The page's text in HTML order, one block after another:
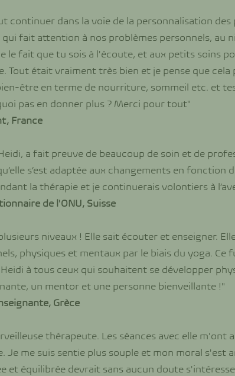
continuer dans la voie de la personnalisation
fait attention à nos problèmes personnels, au
le fait que tu sois à l'écoute, et aux petits soins
Tout était vraiment très bien et je pense que
être en terme de nourriture, sommeil etc. et
pas en donner plus ? Merci pour tout"
France
a fait preuve de beaucoup de soin et de
s’est adaptée aux changements en
la thérapie et je continuerais volontiers à
de l'ONU, Suisse
niveaux ! Elle sait écouter et enseigner.
physiques et mentaux par le biais du yoga.
à tous ceux qui souhaitent se développer
un mentor et une personne bienveillante !"
Grèce
thérapeute. Les séances avec elle
Je me suis sentie plus souple et mon moral s'est
et équilibrée devrait sans aucun doute